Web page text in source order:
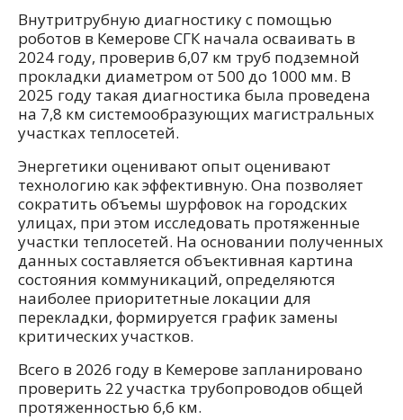
Внутритрубную диагностику с помощью
роботов в Кемерове СГК начала осваивать в
2024 году, проверив 6,07 км труб подземной
прокладки диаметром от 500 до 1000 мм. В
2025 году такая диагностика была проведена
на 7,8 км системообразующих магистральных
участках теплосетей.
Энергетики оценивают опыт оценивают
технологию как эффективную. Она позволяет
сократить объемы шурфовок на городских
улицах, при этом исследовать протяженные
участки теплосетей. На основании полученных
данных составляется объективная картина
состояния коммуникаций, определяются
наиболее приоритетные локации для
перекладки, формируется график замены
критических участков.
Всего в 2026 году в Кемерове запланировано
проверить 22 участка трубопроводов общей
протяженностью 6,6 км.